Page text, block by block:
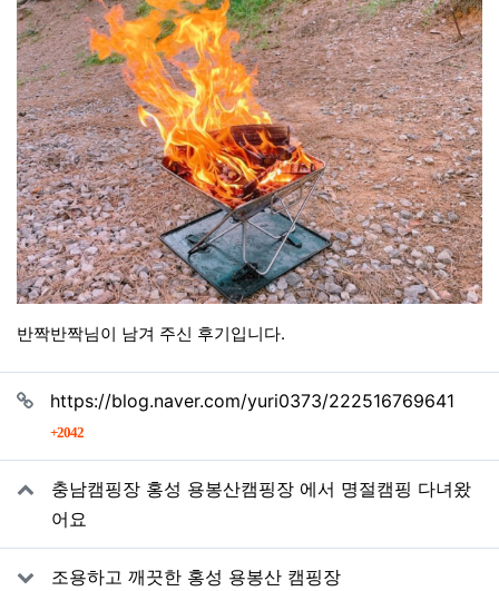
반짝반짝님이 남겨 주신 후기입니다.
관련자료
https://blog.naver.com/yuri0373/222516769641
2042회 연결
충남캠핑장 홍성 용봉산캠핑장 에서 명절캠핑 다녀왔
어요
조용하고 깨끗한 홍성 용봉산 캠핑장